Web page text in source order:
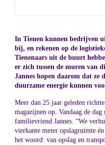
In Tienen kunnen bedrijven
bij, en rekenen op de
Tienenaars uit de buurt
er zich tussen de muren van
Jannes hopen daarom dat ze
duurzame energie kunnen
Meer dan 25 jaar geleden
magazijnen op. Vandaag de
familievriend Jannes. “We
vierkante meter opslagruimte
het woord: van opslag en